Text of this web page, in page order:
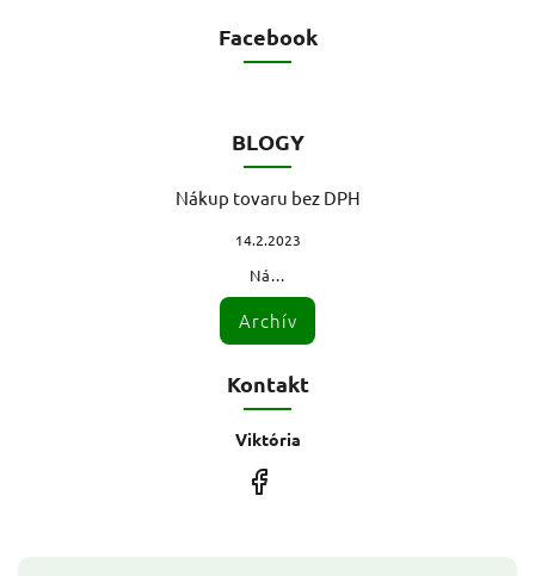
Facebook
BLOGY
Nákup tovaru bez DPH
14.2.2023
Ná...
Archív
Kontakt
Viktória